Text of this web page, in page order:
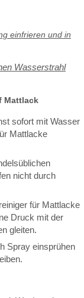
einfrieren und in
Wasserstrahl
Mattlack
sofort mit Wasser
Mattlacke
nicht durch
für Mattlacke
Druck mit der
gleiten.
Spray einsprühen